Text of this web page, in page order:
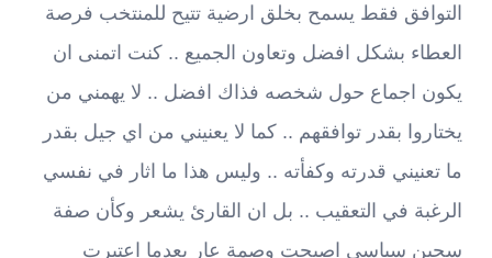
التوافق فقط يسمح بخلق ارضية تتيح للمنتخب فرصة
العطاء بشكل افضل وتعاون الجميع .. كنت اتمنى ان
يكون اجماع حول شخصه فذاك افضل .. لا يهمني من
يختاروا بقدر توافقهم .. كما لا يعنيني من اي جيل بقدر
ما تعنيني قدرته وكفأته .. وليس هذا ما اثار في نفسي
الرغبة في التعقيب .. بل ان القارئ يشعر وكأن صفة
سجين سياسي اصبحت وصمة عار بعدما اعتبرت